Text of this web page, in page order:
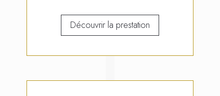
Découvrir la prestation